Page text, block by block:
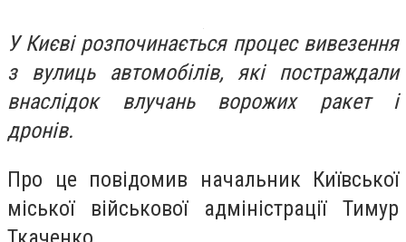
У Києві розпочинається процес вивезення
з вулиць автомобілів, які постраждали
внаслідок влучань ворожих ракет і
дронів.
Про це повідомив начальник Київської
міської військової адміністрації Тимур